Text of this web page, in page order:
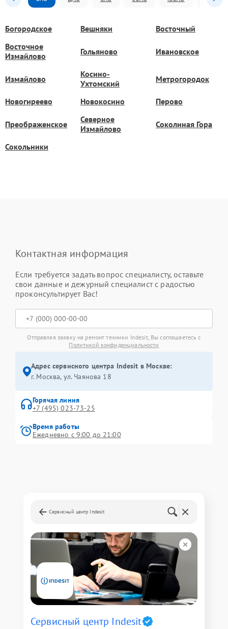
Богородское Вешняки
Восточный
Восточное
Измайлово
Гольяново Ивановское
Измайлово
Косино-
Ухтомский
Метрогородок
Новогиреево Новокосино Перово
Преображенское
Северное
Измайлово
Соколиная Гора
Сокольники
Контактная информация
Если требуется задать вопрос специалисту, оставьте
свои данные и дежурный специалист с радостью
проконсультирует Вас!
Отправляя заявку на ремонт техники Indesit, Вы соглашаетесь с
Политикой конфиденциальности
Адрес сервисного центра Indesit в Москве:
г. Москва, ул. Чаянова 18
Горячая линия
+7 (495) 023-73-25
Время работы
Ежедневно с 9:00 до 21:00
Сервисный центр Indesit
Сервисный центр Indesit